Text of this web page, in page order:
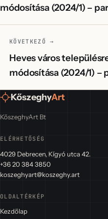
módosítása (2024/1) –
KÖVETKEZŐ →
Heves város
módosítása (2024/1)
KőszeghyArt
KőszeghyArt Bt
ELÉRHETŐSÉG
4029 Debrecen, Kígyó utca 42.
+36 20 384 3850
koszeghyart@koszeghy.art
OLDALTÉRKÉP
Kezdőlap